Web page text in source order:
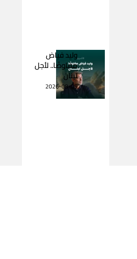
وليد فياض
مفاوضًا.. لأجل
لبنان
2026-08-05